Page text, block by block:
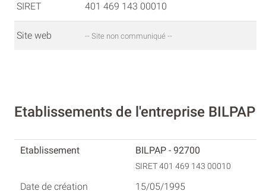
SIRET 401 469 143 00010
Site web -- Site non communiqué --
Etablissements de l'entreprise BILPAP
BILPAP - 92700
SIRET 401 469 143 00010
15/05/1995